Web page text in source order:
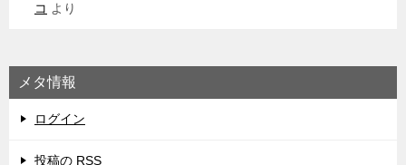
コ より
メタ情報
ログイン
投稿の RSS